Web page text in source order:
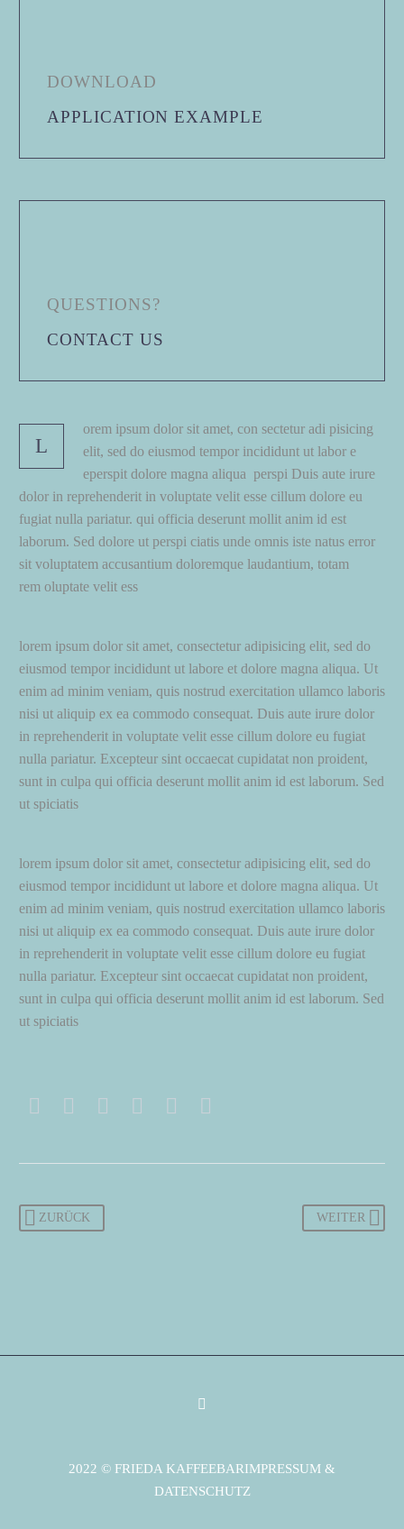
DOWNLOAD
APPLICATION EXAMPLE
QUESTIONS?
CONTACT US
L
orem ipsum dolor sit amet, con sectetur adi pisicing
elit, sed do eiusmod tempor incididunt ut labor e
eperspit dolore magna aliqua perspi Duis aute irure
dolor in reprehenderit in voluptate velit esse cillum dolore eu
fugiat nulla pariatur. qui officia deserunt mollit anim id est
laborum. Sed dolore ut perspi ciatis unde omnis iste natus error
sit voluptatem accusantium doloremque laudantium, totam
rem oluptate velit ess
lorem ipsum dolor sit amet, consectetur adipisicing elit, sed do
eiusmod tempor incididunt ut labore et dolore magna aliqua. Ut
enim ad minim veniam, quis nostrud exercitation ullamco laboris
nisi ut aliquip ex ea commodo consequat. Duis aute irure dolor
in reprehenderit in voluptate velit esse cillum dolore eu fugiat
nulla pariatur. Excepteur sint occaecat cupidatat non proident,
sunt in culpa qui officia deserunt mollit anim id est laborum. Sed
ut spiciatis
lorem ipsum dolor sit amet, consectetur adipisicing elit, sed do
eiusmod tempor incididunt ut labore et dolore magna aliqua. Ut
enim ad minim veniam, quis nostrud exercitation ullamco laboris
nisi ut aliquip ex ea commodo consequat. Duis aute irure dolor
in reprehenderit in voluptate velit esse cillum dolore eu fugiat
nulla pariatur. Excepteur sint occaecat cupidatat non proident,
sunt in culpa qui officia deserunt mollit anim id est laborum. Sed
ut spiciatis
ZURÜCK WEITER
2022 © FRIEDA KAFFEEBARIMPRESSUM &
DATENSCHUTZ